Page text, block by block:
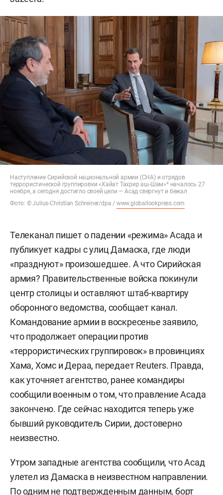
Наступление Сирийской национальной армии (СНА) и отрядов
террористической группировки «Хайат Тахрир аш-Шам»* началось 27
ноября, а сегодня достигло своей цели — Асад свергнут и бежал
Фото: © Julius-Christian Schreiner/dpa / www.globallookpress.com
Телеканал пишет о падении «режима» Асада и
публикует кадры с улиц Дамаска, где люди
«празднуют» произошедшее. А что Сирийская
армия? Правительственные войска покинули
центр столицы и оставляют штаб-квартиру
оборонного ведомства, сообщает канал.
Командование армии в воскресенье заявило,
что продолжает операции против
«террористических группировок» в провинциях
Хама, Хомс и Дераа, передает Reuters. Правда,
как уточняет агентство, ранее командиры
сообщили военным о том, что правление Асада
закончено. Где сейчас находится теперь уже
бывший руководитель Сирии, достоверно
неизвестно.
Утром западные агентства сообщили, что Асад
улетел из Дамаска в неизвестном направлении.
По одним не подтвержденным данным, борт